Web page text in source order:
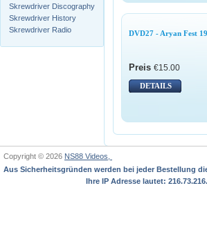
Skrewdriver Discography
Skrewdriver History
Skrewdriver Radio
DVD27 - Aryan Fest
Preis €15.00
DETAILS
Copyright © 2026 NS88 Videos,
Aus Sicherheitsgründen werden bei jeder Bestellung
Ihre IP Adresse lautet: